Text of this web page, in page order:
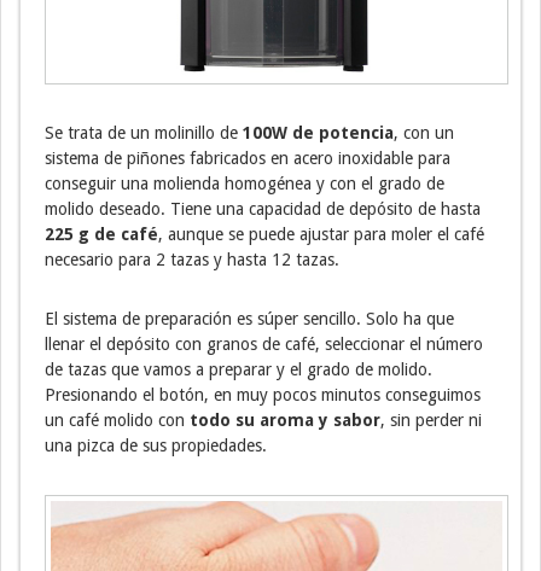
Se trata de un molinillo de 100W de potencia, con un
sistema de piñones fabricados en acero inoxidable para
conseguir una molienda homogénea y con el grado de
molido deseado. Tiene una capacidad de depósito de hasta
225 g de café, aunque se puede ajustar para moler el café
necesario para 2 tazas y hasta 12 tazas.
El sistema de preparación es súper sencillo. Solo ha que
llenar el depósito con granos de café, seleccionar el número
de tazas que vamos a preparar y el grado de molido.
Presionando el botón, en muy pocos minutos conseguimos
un café molido con todo su aroma y sabor, sin perder ni
una pizca de sus propiedades.